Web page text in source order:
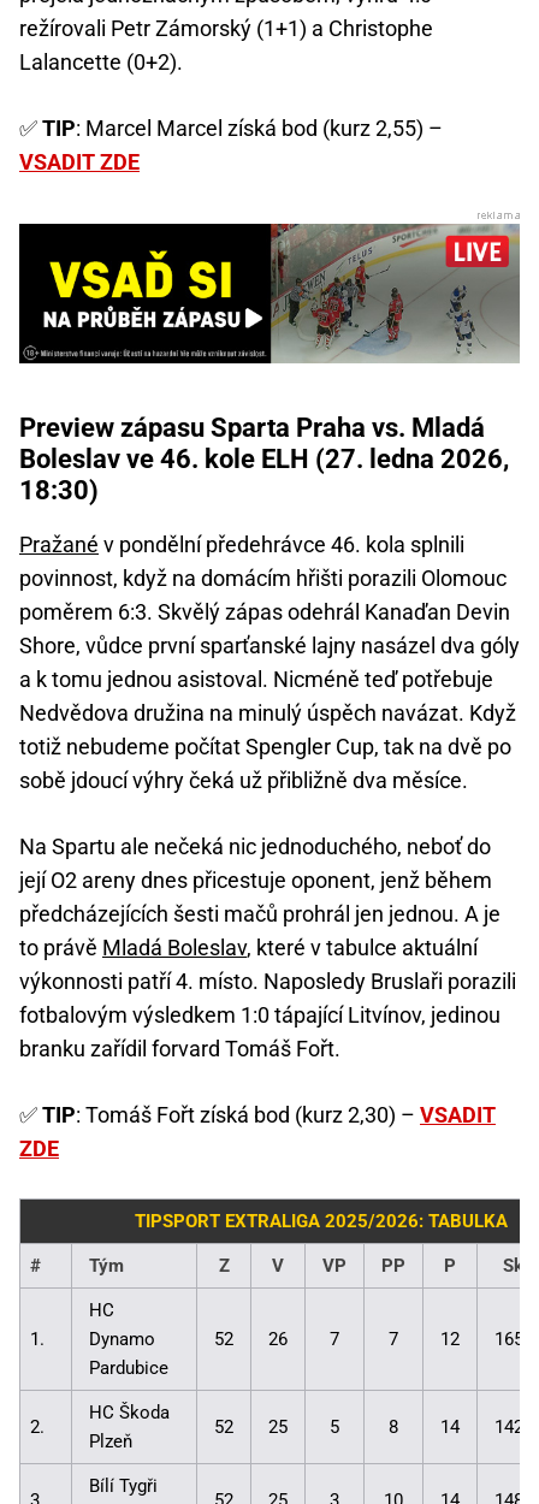
režírovali Petr Zámorský (1+1) a Christophe
Lalancette (0+2).
✅TIP: Marcel Marcel získá bod (kurz 2,55) –
VSADIT ZDE
Preview zápasu Sparta Praha vs. Mladá
Boleslav ve 46. kole ELH (27. ledna 2026,
18:30)
Pražané v pondělní předehrávce 46. kola splnili
povinnost, když na domácím hřišti porazili Olomouc
poměrem 6:3. Skvělý zápas odehrál Kanaďan Devin
Shore, vůdce první sparťanské lajny nasázel dva góly
a k tomu jednou asistoval. Nicméně teď potřebuje
Nedvědova družina na minulý úspěch navázat. Když
totiž nebudeme počítat Spengler Cup, tak na dvě po
sobě jdoucí výhry čeká už přibližně dva měsíce.
Na Spartu ale nečeká nic jednoduchého, neboť do
její O2 areny dnes přicestuje oponent, jenž během
předcházejících šesti mačů prohrál jen jednou. A je
to právě Mladá Boleslav, které v tabulce aktuální
výkonnosti patří 4. místo. Naposledy Bruslaři porazili
fotbalovým výsledkem 1:0 tápající Litvínov, jedinou
branku zařídil forvard Tomáš Fořt.
✅TIP: Tomáš Fořt získá bod (kurz 2,30) – VSADIT
ZDE
TIPSPORT EXTRALIGA 2025/2026: TABULKA
# Tým Z V VP PP P
1.
HC
Dynamo
Pardubice
52 26 7 7 12
2.
HC Škoda
Plzeň
52 25 5 8 14
Bílí Tygři